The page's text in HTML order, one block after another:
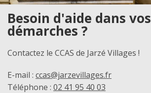
Besoin d'aide dans vos
démarches ?
Contactez le CCAS de Jarzé Villages !
E-mail : ccas@jarzevillages.fr
Téléphone : 02 41 95 40 03